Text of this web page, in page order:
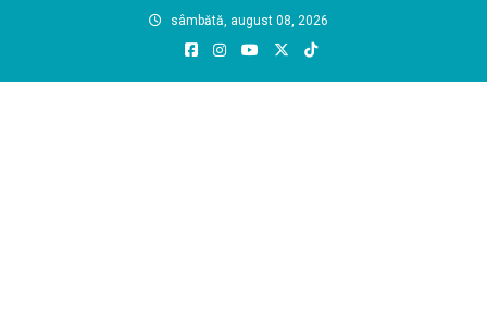
sâmbătă, august 08, 2026